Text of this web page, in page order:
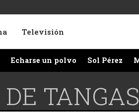
Televisión
Echarse un polvo Sol Pérez
TANGAS